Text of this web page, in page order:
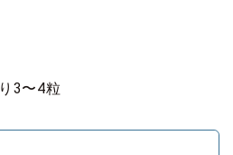
3〜4粒